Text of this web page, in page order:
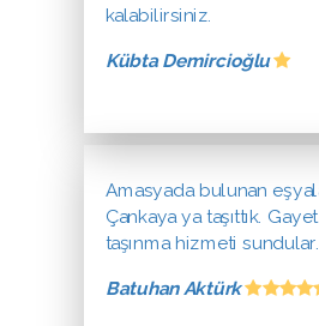
kalabilirsiniz.
Kübta Demircioğlu
Amasyada bulunan
Çankaya ya taşıttık.
taşınma hizmeti sundular.
Batuhan Aktürk